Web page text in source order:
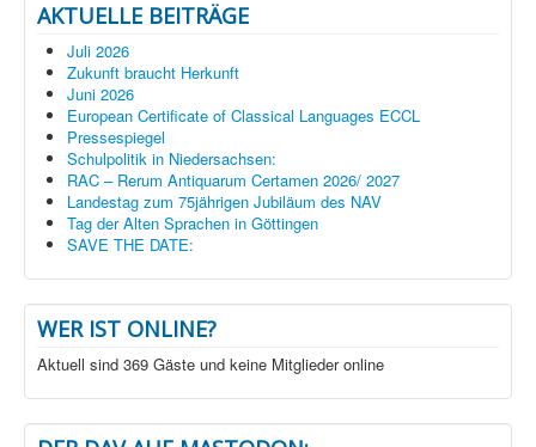
AKTUELLE BEITRÄGE
Juli 2026
Zukunft braucht Herkunft
Juni 2026
European Certificate of Classical Languages ECCL
Pressespiegel
Schulpolitik in Niedersachsen:
RAC – Rerum Antiquarum Certamen 2026/ 2027
Landestag zum 75jährigen Jubiläum des NAV
Tag der Alten Sprachen in Göttingen
SAVE THE DATE:
WER IST ONLINE?
Aktuell sind 369 Gäste und keine Mitglieder online